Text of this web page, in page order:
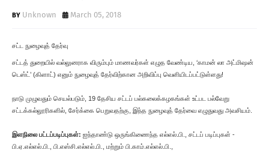
Unknown March 05, 2018
சட்ட நுழைவுத் தேர்வு
சட்டத் துறையில் வல்லுனராக விரும்பும் மாணவர்கள் எழுத வேண்டிய, ‘காமன் லா அட்மிஷன்
டெஸ்ட்’ (கிளாட்) எனும் நுழைவுத் தேர்விற்கான அறிவிப்பு வெளியிடப்பட்டுள்ளது!
நாடு முழுவதும் செயல்படும், 19 தேசிய சட்டப் பல்கலைக்கழகங்கள் உட்பட பல்வேறு
சட்டக்கல்லூரிகளில், சேர்க்கை பெறுவதற்கு, இந்த நுழைவுத் தேர்வை எழுதுவது அவசியம்.
இளநிலை பட்டப்படிப்புகள்: ஐந்தாண்டு ஒருங்கிணைந்த எல்எல்.பி., சட்டப் படிப்புகள் -
பி.ஏ.எல்எல்.பி., பி.எஸ்சி.எல்எல்.பி., மற்றும் பி.காம்.எல்எல்.பி.,